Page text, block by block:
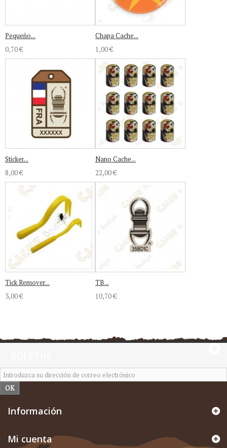
Pequeño...
0,70 €
Chapa Cache...
1,00 €
Sticker...
8,00 €
Nano Cache...
22,00 €
Tick Remover...
3,00 €
TB...
10,70 €
OK
Información
Mi cuenta